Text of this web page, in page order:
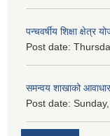
पन्चवर्षीय शिक्षा
Post date:
समन्वय शाखाको
Post date: